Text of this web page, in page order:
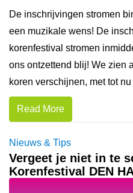
De inschrijvingen stromen
een muzikale wens! De
korenfestival stromen
ons ontzettend blij! We zien
koren verschijnen, met tot nu
Read More
Nieuws & Tips
Vergeet je niet in te
Korenfestival DEN